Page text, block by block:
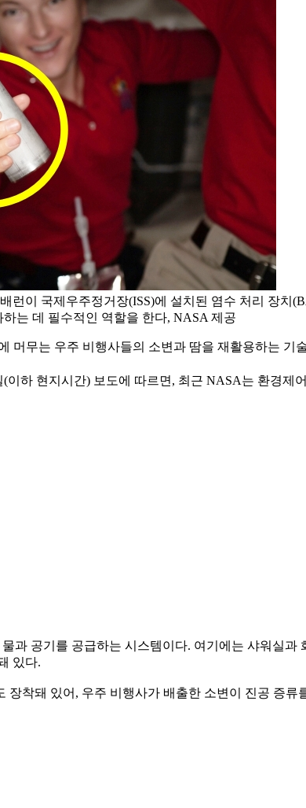
런이 국제우주정거장(ISS)에 설치된 염수 처리 장치
는 데 필수적인 역할을 한다, NASA 제공
머무는 우주 비행사들의 소변과 땀을 재활용하는 기
이하 현지시간) 보도에 따르면, 최근 NASA는 환경
과 공기를 공급하는 시스템이다. 여기에는 샤워실
있다.
장착돼 있어, 우주 비행사가 배출한 소변이 진공 증